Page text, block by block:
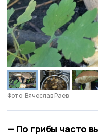
Фото: Вячеслав Раев
— По грибы часто